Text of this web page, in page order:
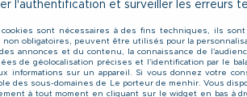
Short
42,
l'authentification et surveiller les erreurs
cookies sont nécessaires à des fins techniques, ils
non obligatoires, peuvent être utilisés pour la
annonces et du contenu, la connaissance de
de géolocalisation précises et l'identification par le
informations sur un appareil. Si vous donnez votre
des sous-domaines de Le porteur de menhir. Vous
à tout moment en cliquant sur le widget en bas à